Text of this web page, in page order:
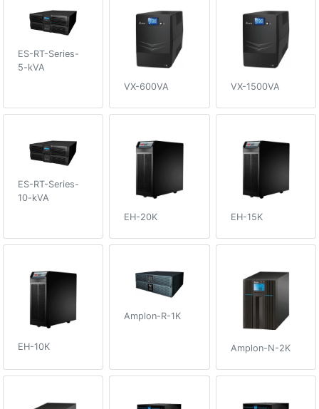
ES-RT-Series-
5-kVA
VX-600VA
VX-1500VA
ES-RT-Series-
10-kVA
EH-20K
EH-15K
EH-10K
Amplon-R-1K
Amplon-N-2K